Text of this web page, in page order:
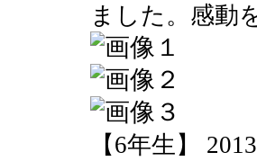
ました。感動
【6年生】